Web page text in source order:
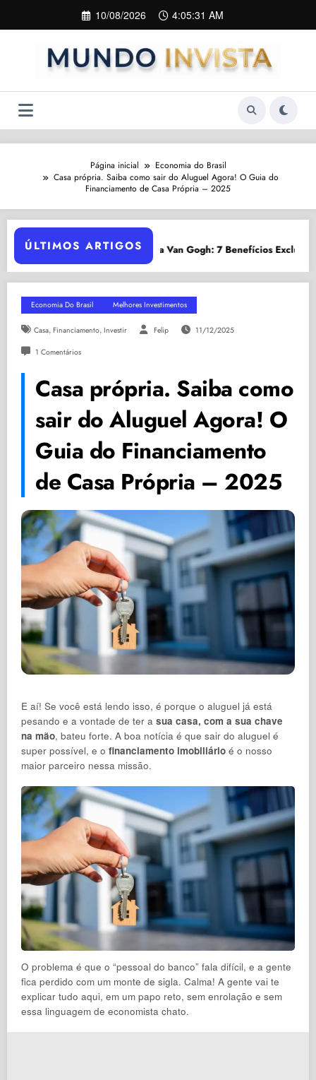
o
10/08/2026 4:05:33 AM
Página inicial
Economia do Brasil
Casa própria. Saiba como sair do Aluguel Agora! O Guia do
Financiamento de Casa Própria – 2025
ÚLTIMOS ARTIGOS
7 Benefícios Exclusivos em 2024 Agronegócio
Economia Do Brasil Melhores Investimentos
Casa, Financiamento, Investir Felip 11/12/2025
1 Comentários
Casa própria. Saiba como
sair do Aluguel Agora! O
Guia do Financiamento
de Casa Própria – 2025
E aí! Se você está lendo isso, é porque o aluguel já está
pesando e a vontade de ter a sua casa, com a sua chave
na mão, bateu forte. A boa notícia é que sair do aluguel é
super possível, e o financiamento imobiliário é o nosso
maior parceiro nessa missão.
O problema é que o “pessoal do banco” fala difícil, e a gente
fica perdido com um monte de sigla. Calma! A gente vai te
explicar tudo aqui, em um papo reto, sem enrolação e sem
essa linguagem de economista chato.